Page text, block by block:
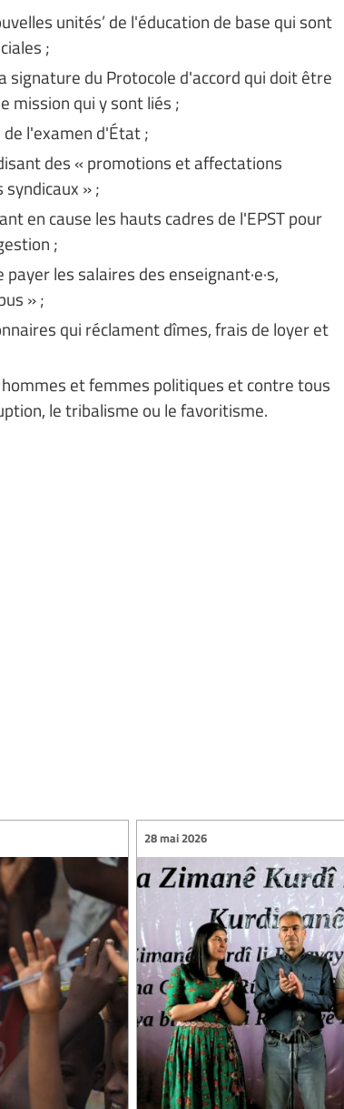
unités’ de l'éducation de base qui sont
;
signature du Protocole d'accord qui doit être
mission qui y sont liés ;
l'examen d'État ;
des « promotions et affectations
» ;
en cause les hauts cadres de l'EPST pour
;
les salaires des enseignant·e·s,
» ;
qui réclament dîmes, frais de loyer et
et femmes politiques et contre tous
le tribalisme ou le favoritisme.
28 mai 2026